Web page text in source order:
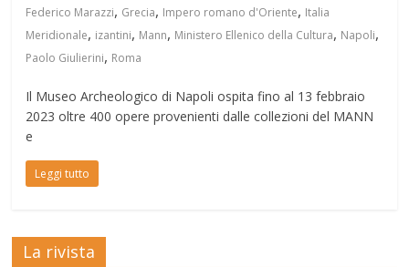
Federico Marazzi, Grecia, Impero romano d'Oriente, Italia
Meridionale, izantini, Mann, Ministero Ellenico della Cultura, Napoli,
Paolo Giulierini, Roma
Il Museo Archeologico di Napoli ospita fino al 13 febbraio
2023 oltre 400 opere provenienti dalle collezioni del MANN
e
Leggi tutto
La rivista